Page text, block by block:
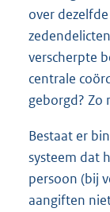
over
verscherpte
centrale
geborgd? Zo
Bestaat er
systeem dat
persoon (bij
aangiften